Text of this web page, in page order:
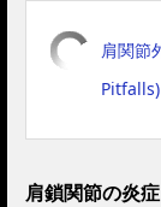
肩関節
Pitfalls)
肩鎖関節の炎